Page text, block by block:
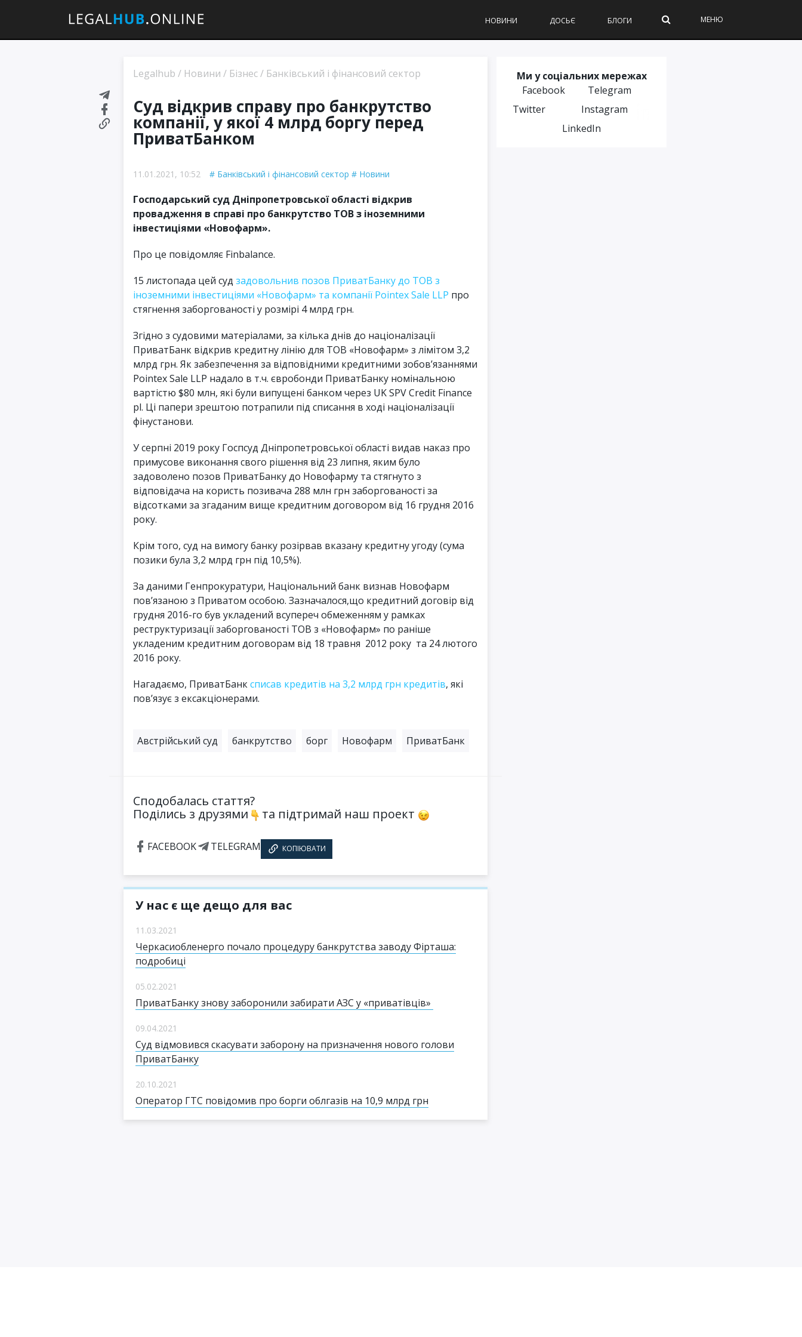
МЕНЮ
НОВИНИ ДОСЬЄ БЛОГИ
Legalhub / Новини / Бізнес/ Банківський і фінансовий сектор
11.01.2021, 10:52 Банківський і фінансовий сектор Новини
Суд відкрив справу про банкрутство
компанії, у якої 4 млрд боргу перед
ПриватБанком
Господарський суд Дніпропетровської області відкрив
провадження в справі про банкрутство ТОВ з іноземними
інвестиціями «Новофарм».
Про це повідомляє Finbalance.
15 листопада цей суд задовольнив позов ПриватБанку до ТОВ з
іноземними інвестиціями «Новофарм» та компанії Pointex Sale LLP про
стягнення заборгованості у розмірі 4 млрд грн.
Згідно з судовими матеріалами, за кілька днів до націоналізації
ПриватБанк відкрив кредитну лінію для ТОВ «Новофарм» з лімітом 3,2
млрд грн. Як забезпечення за відповідними кредитними зобов’язаннями
Pointex Sale LLP надало в т.ч. євробонди ПриватБанку номінальною
вартістю $80 млн, які були випущені банком через UK SPV Credit Finance
pl. Ці папери зрештою потрапили під списання в ході націоналізації
фінустанови.
У серпні 2019 року Госпсуд Дніпропетровської області видав наказ про
примусове виконання свого рішення від 23 липня, яким було
задоволено позов ПриватБанку до Новофарму та стягнуто з
відповідача на користь позивача 288 млн грн заборгованості за
відсотками за згаданим вище кредитним договором від 16 грудня 2016
року.
Крім того, суд на вимогу банку розірвав вказану кредитну угоду (сума
позики була 3,2 млрд грн під 10,5%).
За даними Генпрокуратури, Національний банк визнав Новофарм
пов’язаною з Приватом особою. Зазначалося,що кредитний договір від
грудня 2016-го був укладений всупереч обмеженням у рамках
реструктуризації заборгованості ТОВ з «Новофарм» по раніше
укладеним кредитним договорам від 18 травня 2012 року та 24 лютого
2016 року.
Нагадаємо, ПриватБанксписав кредитів на 3,2 млрд грн кредитів, які
пов’язує з ексакціонерами.
Австрійський суд банкрутство борг Новофарм ПриватБанк
Сподобалась стаття?
Поділись з друзями
та підтримай наш проект
FACEBOOK TELEGRAM КОПІЮВАТИ
У нас є ще дещо для вас
11.03.2021
Черкасиобленерго почало процедуру банкрутства заводу Фірташа:
подробиці
05.02.2021
ПриватБанку знову заборонили забирати АЗС у «приватівців»
09.04.2021
Суд відмовився скасувати заборону на призначення нового голови
ПриватБанку
20.10.2021
Оператор ГТС повідомив про борги облгазів на 10,9 млрд грн
Ми у соціальних мережах
Facebook
Telegram
Twitter
Instagram
LinkedIn